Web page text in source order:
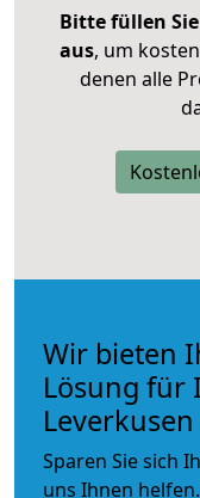
Bitte füllen
aus, um
denen alle
Wir bieten
Lösung für
Sparen Sie sich
uns Ihnen